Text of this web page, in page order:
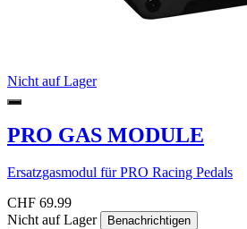
Nicht auf Lager
PRO GAS MODULE
Ersatzgasmodul für PRO Racing Pedals
CHF 69.99
Nicht auf Lager
Benachrichtigen